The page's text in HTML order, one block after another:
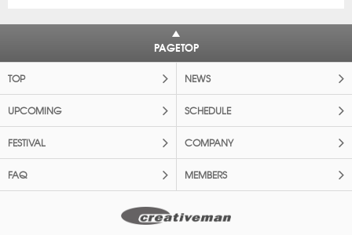
PAGETOP
TOP NEWS
UPCOMING SCHEDULE
FESTIVAL COMPANY
FAQ MEMBERS